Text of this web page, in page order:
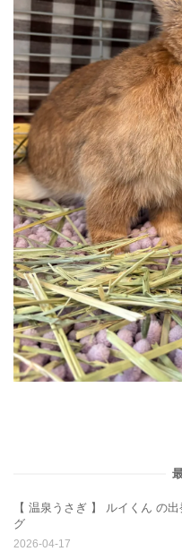
【 温泉うさぎ 】 ルイくん の
グ
2026-04-17